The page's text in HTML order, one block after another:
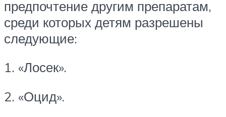
предпочтение другим препаратам,
среди которых детям разрешены
следующие:
1. «Лосек».
2. «Оцид».